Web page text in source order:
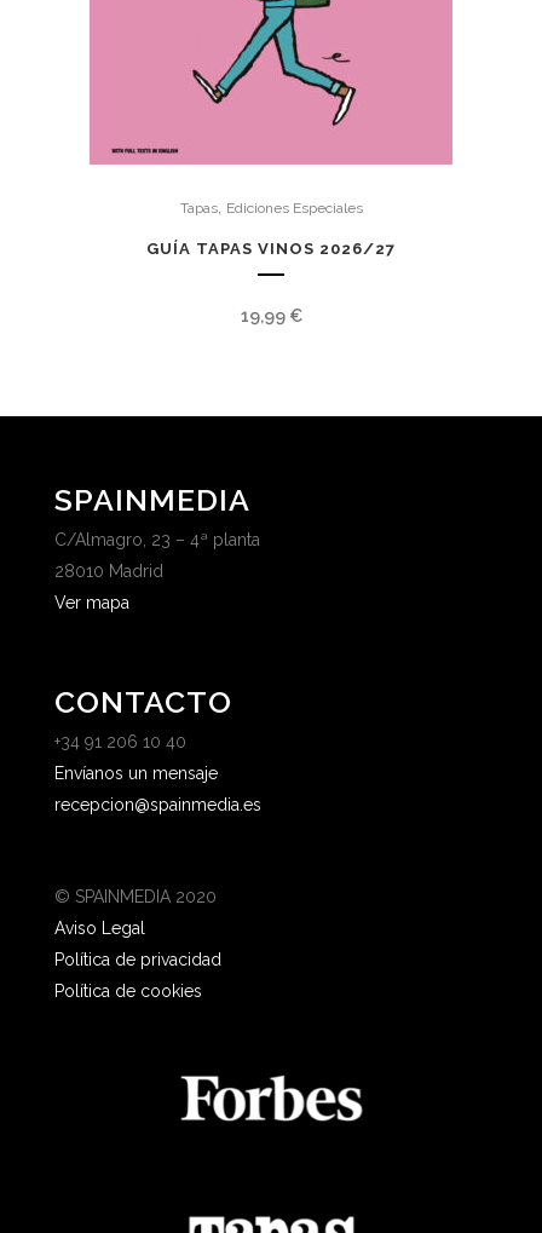
Tapas, Ediciones Especiales
GUÍA TAPAS VINOS 2026/27
19,99 €
SPAINMEDIA
C/Almagro, 23 – 4ª planta
28010 Madrid
Ver mapa
CONTACTO
+34 91 206 10 40
Envíanos un mensaje
recepcion@spainmedia.es
© SPAINMEDIA 2020
Aviso Legal
Política de privacidad
Política de cookies